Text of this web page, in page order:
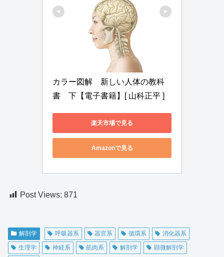
カラー図解　新しい人体の教科
書　下【電子書籍】[ 山科正平 ]
楽天市場で見る
Amazonで見る
Post Views: 871
解剖学 呼吸器系 器官系 循環系
消化器系
生理学
神経系 筋肉系 解剖学
顕微解剖学